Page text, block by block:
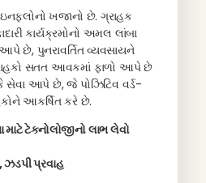
ઇનફ્લોનો ખજાનો છે. ગ્રાહક
કાર્યક્રમોનો અમલ લાંબા
છે, પુનરાવર્તિત વ્યવસાયને
સતત આવકમાં ફાળો આપે છે
આપે છે, જે પોઝિટિવ વર્ડ-
આકર્ષિત કરે છે.
માટે ટેક્નોલોજીનો લાભ લેવો
પ્રવાહ